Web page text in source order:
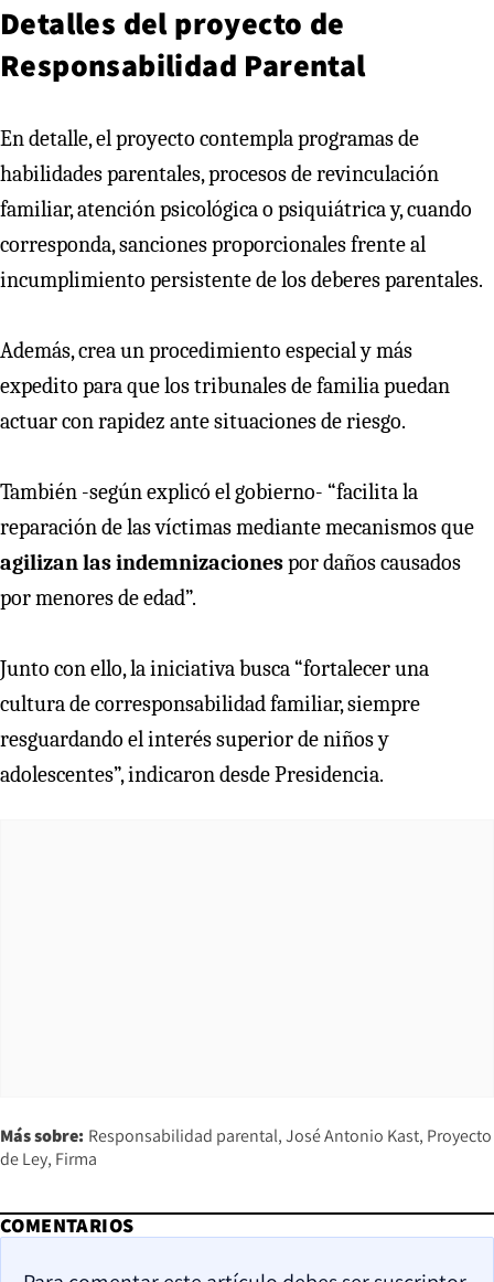
Detalles del proyecto de
Responsabilidad Parental
En detalle, el proyecto contempla programas de
habilidades parentales, procesos de revinculación
familiar, atención psicológica o psiquiátrica y, cuando
corresponda, sanciones proporcionales frente al
incumplimiento persistente de los deberes parentales.
Además, crea un procedimiento especial y más
expedito para que los tribunales de familia puedan
actuar con rapidez ante situaciones de riesgo.
También -según explicó el gobierno- “facilita la
reparación de las víctimas mediante mecanismos que
agilizan las indemnizacionespor daños causados
por menores de edad”.
Junto con ello, la iniciativa busca “fortalecer una
cultura de corresponsabilidad familiar, siempre
resguardando el interés superior de niños y
adolescentes”, indicaron desde Presidencia.
Más sobre: Responsabilidad parental José Antonio Kast Proyecto
de Ley Firma
COMENTARIOS